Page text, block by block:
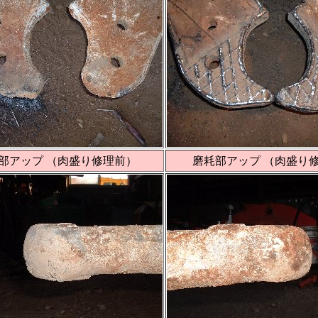
アップ （肉盛り修理前） 磨耗部アップ （肉盛り